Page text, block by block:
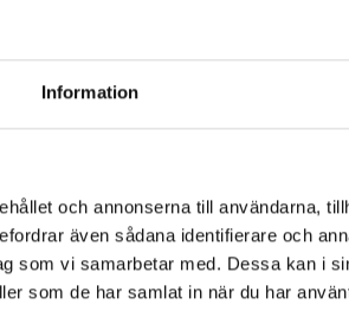
Information
och annonserna till användarna,
även sådana identifierare och
som vi samarbetar med. Dessa kan i
som de har samlat in när du har